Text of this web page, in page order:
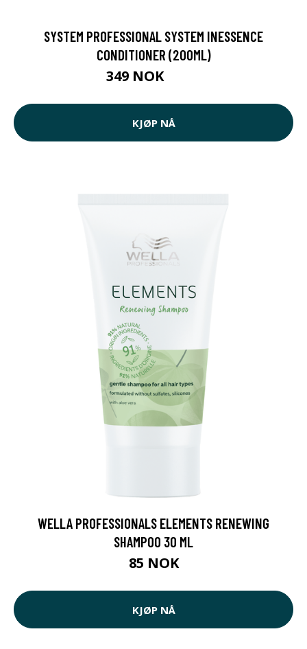
SYSTEM PROFESSIONAL SYSTEM INESSENCE
CONDITIONER (200ML)
349 NOK
KJØP NÅ
WELLA PROFESSIONALS ELEMENTS RENEWING
SHAMPOO 30 ML
85 NOK
KJØP NÅ